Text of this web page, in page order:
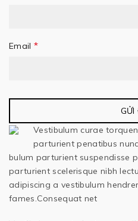
Email *
Vestibulum curae
parturient penatibus
bulum parturient suspendisse
parturient scelerisque nibh
adipiscing a vestibulum
fames.Consequat net